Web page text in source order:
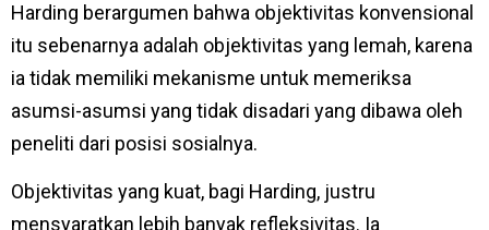
Harding berargumen bahwa objektivitas konvensional
itu sebenarnya adalah objektivitas yang lemah, karena
ia tidak memiliki mekanisme untuk memeriksa
asumsi-asumsi yang tidak disadari yang dibawa oleh
peneliti dari posisi sosialnya.
Objektivitas yang kuat, bagi Harding, justru
mensyaratkan lebih banyak refleksivitas. Ia